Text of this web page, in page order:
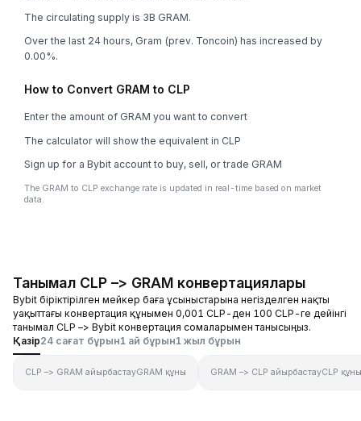
The circulating supply is 3B GRAM.
Over the last 24 hours, Gram (prev. Toncoin) has increased by
0.00%.
How to Convert GRAM to CLP
Enter the amount of GRAM you want to convert
The calculator will show the equivalent in CLP
Sign up for a Bybit account to buy, sell, or trade GRAM
The GRAM to CLP exchange rate is updated in real-time based on market
data.
Танымал CLP –> GRAM конвертациялары
Bybit біріктірілген мейкер баға ұсыныстарына негізделген нақты
уақыттағы конвертация құнымен 0,001 CLP-ден 100 CLP-ге дейінгі
танымал CLP –> Bybit конвертация сомаларымен танысыңыз.
Қазір24 сағат бұрын1 ай бұрын1 жыл бұрын
CLP –> GRAM айырбастауGRAM құны GRAM –> CLP айырбастауCLP құны